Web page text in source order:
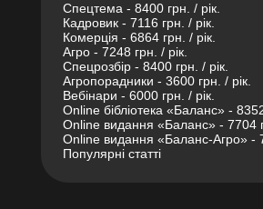
Спецтема - 8400 грн. / рік.
Кадровик - 7116 грн. / рік.
Комерція - 6864 грн. / рік.
Агро - 7248 грн. / рік.
Спецрозбір - 8400 грн. / рік.
Агропорадники - 3600 грн. / рік.
Вебінари - 6000 грн. / рік.
Online бібліотека «Баланс» - 8352
Online видання «Баланс» - 7704
Online видання «Баланс-Агро» -
Популярні статті